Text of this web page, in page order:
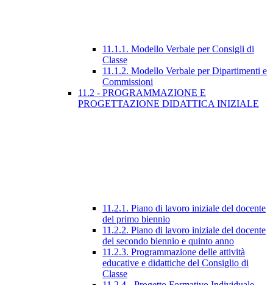
11.1.1. Modello Verbale per Consigli di
Classe
11.1.2. Modello Verbale per Dipartimenti e
Commissioni
11.2 - PROGRAMMAZIONE E
PROGETTAZIONE DIDATTICA INIZIALE
11.2.1. Piano di lavoro iniziale del docente
del primo biennio
11.2.2. Piano di lavoro iniziale del docente
del secondo biennio e quinto anno
11.2.3. Programmazione delle attività
educative e didattiche del Consiglio di
Classe